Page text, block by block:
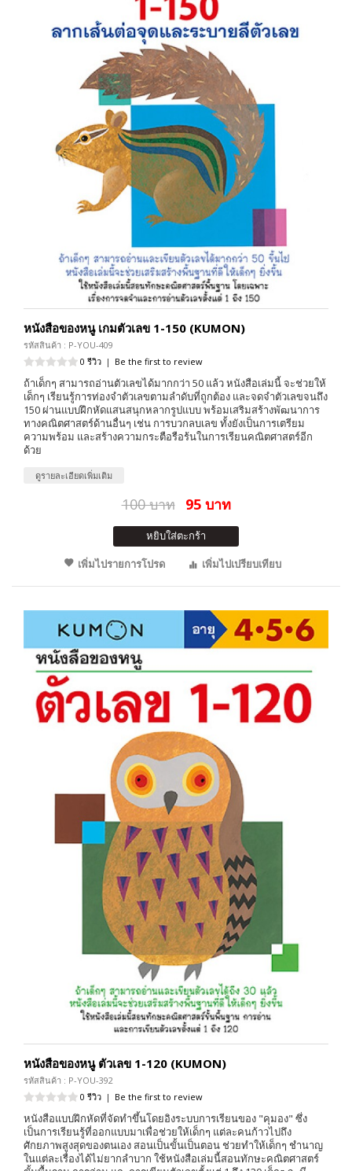
หนังสือของหนู เกมตัวเลข 1-150 (KUMON)
รหัสสินค้า : P-YOU-409
0 รีวิว | Be the first to review
ถ้าเด็กๆ สามารถอ่านตัวเลขได้มากกว่า 50 แล้ว หนังสือเล่มนี้ จะช่วยให้
เด็กๆ เรียนรู้การท่องจำตัวเลขตามลำดับที่ถูกต้อง และจดจำตัวเลขจนถึง
150 ผ่านแบบฝึกหัดแสนสนุกหลากรูปแบบ พร้อมเสริมสร้างพัฒนาการ
ทางคณิตศาสตร์ด้านอื่นๆ เช่น การบวกลบเลข ทั้งยังเป็นการเตรียม
ความพร้อม และสร้างความกระตือรือร้นในการเรียนคณิตศาสตร์อีก
ด้วย
ดูรายละเอียดเพิ่มเติม
100 บาท 95 บาท
หยิบใส่ตะกร้า
เพิ่มไปรายการโปรด
เพิ่มไปเปรียบเทียบ
หนังสือของหนู ตัวเลข 1-120 (KUMON)
รหัสสินค้า : P-YOU-392
0 รีวิว | Be the first to review
หนังสือแบบฝึกหัดที่จัดทำขึ้นโดยอิงระบบการเรียนของ "คุมอง" ซึ่ง
เป็นการเรียนรู้ที่ออกแบบมาเพื่อช่วยให้เด็กๆ แต่ละคนก้าวไปถึง
ศักยภาพสูงสุดของตนเอง สอนเป็นขั้นเป็นตอน ช่วยทำให้เด็กๆ ชำนาญ
ในแต่ละเรื่องได้ไม่ยากลำบาก ใช้หนังสือเล่มนี้สอนทักษะคณิตศาสตร์